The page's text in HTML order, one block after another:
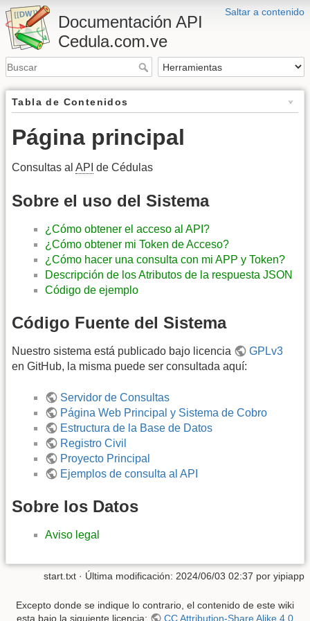
Saltar a contenido
Documentación API
Cedula.com.ve
Tabla de Contenidos
Página principal
Consultas al API de Cédulas
Sobre el uso del Sistema
¿Cómo obtener el acceso al API?
¿Cómo obtener mi Token de Acceso?
¿Cómo hacer una consulta con mi APP y Token?
Descripción de los Atributos de la respuesta JSON
Código de ejemplo
Código Fuente del Sistema
Nuestro sistema está publicado bajo licencia
GPLv3
en GitHub, la misma puede ser consultada aquí:
Servidor de Consultas
Página Web Principal y Sistema de Cobro
Estructura de la Base de Datos
Registro Civil
Proyecto Principal
Ejemplos de consulta al API
Sobre los Datos
Aviso legal
start.txt · Última modificación: 2024/06/03 02:37 por yipiapp
Excepto donde se indique lo contrario, el contenido de este wiki
esta bajo la siguiente licencia:
CC Attribution-Share Alike 4.0